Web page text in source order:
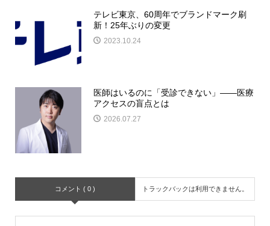
テレビ東京、60周年でブランドマーク刷
新！25年ぶりの変更
2023.10.24
医師はいるのに「受診できない」――医療
アクセスの盲点とは
2026.07.27
コメント ( 0 ) トラックバックは利用できません。